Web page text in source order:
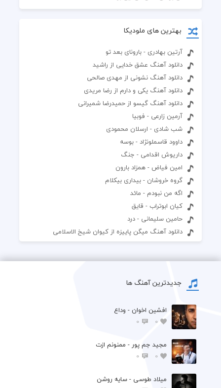
بهترین های ملودیکا
آرتین بهادری - بارونای بعد تو
دانلود آهنگ عشق خدایی از راشید
دانلود آهنگ نشونی از مهدی صالحی
دانلود آهنگ یکی و دارم از رضا مریدی
دانلود آهنگ گیسو از حمیدرضا شمیرانی
آرمین زارعی - فوبیا
شب شادی - ارسلان محمودی
داوود قاسملونژاد - بوسه
داریوش اقدامی - جنگ
امین فیاض - همزاد بارون
گروه خروشان - بیداری بیکلام
اگه من نبودم - مائد
کیان ابوتراب - قایق
حامین سلیمانی - درد
دانلود آهنگ میگن پاییزه از کیوان شیخ الاسلامی
جدیدترین آهنگ ها
افشين اخوان - وداع
0
0
مجید جم پور - ممنونم ازت
0
0
میلاد طوسی - سایه روشن